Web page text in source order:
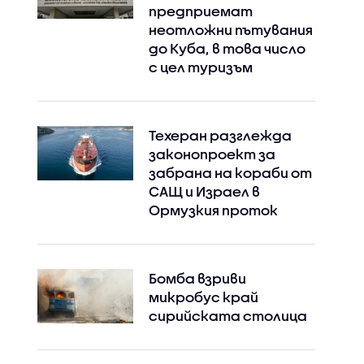
предприемат
неотложни пътувания
до Куба, в това число
с цел туризъм
Техеран разглежда
законопроект за
забрана на кораби от
САЩ и Израел в
Ормузкия проток
Бомба взриви
микробус край
сирийската столица